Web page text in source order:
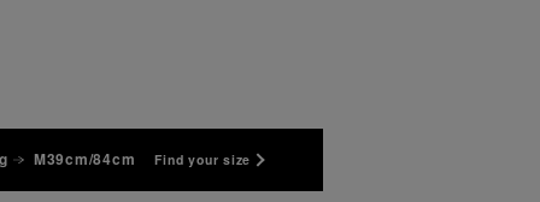
M39cm/84cm Find your size